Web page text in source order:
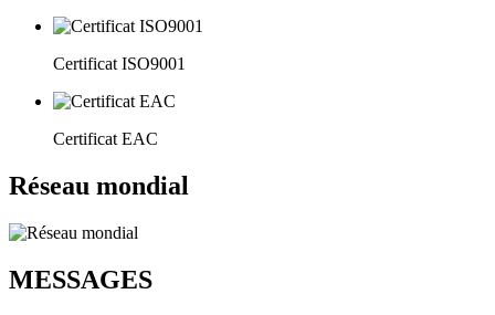
Certificat ISO9001
Certificat EAC
Réseau mondial
MESSAGES